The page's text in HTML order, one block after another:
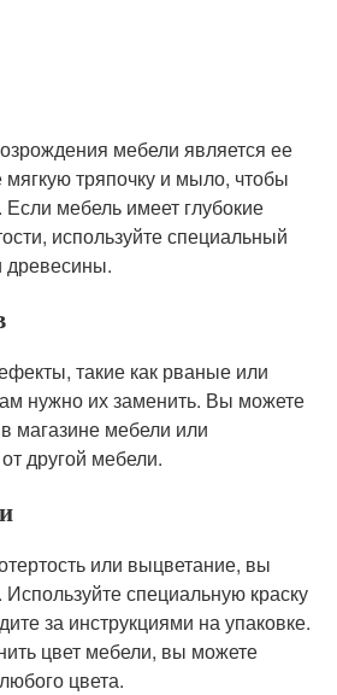
мебели является ее
мягкую тряпочку и мыло, чтобы
Если мебель имеет глубокие
используйте специальный
древесины.
такие как рваные или
нужно их заменить. Вы можете
магазине мебели или
другой мебели.
или выцветание, вы
специальную краску
за инструкциями на упаковке.
цвет мебели, вы можете
цвета.